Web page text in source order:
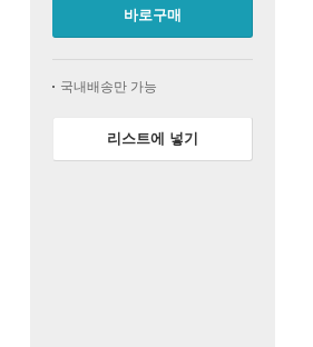
바로구매
국내배송만 가능
리스트에 넣기